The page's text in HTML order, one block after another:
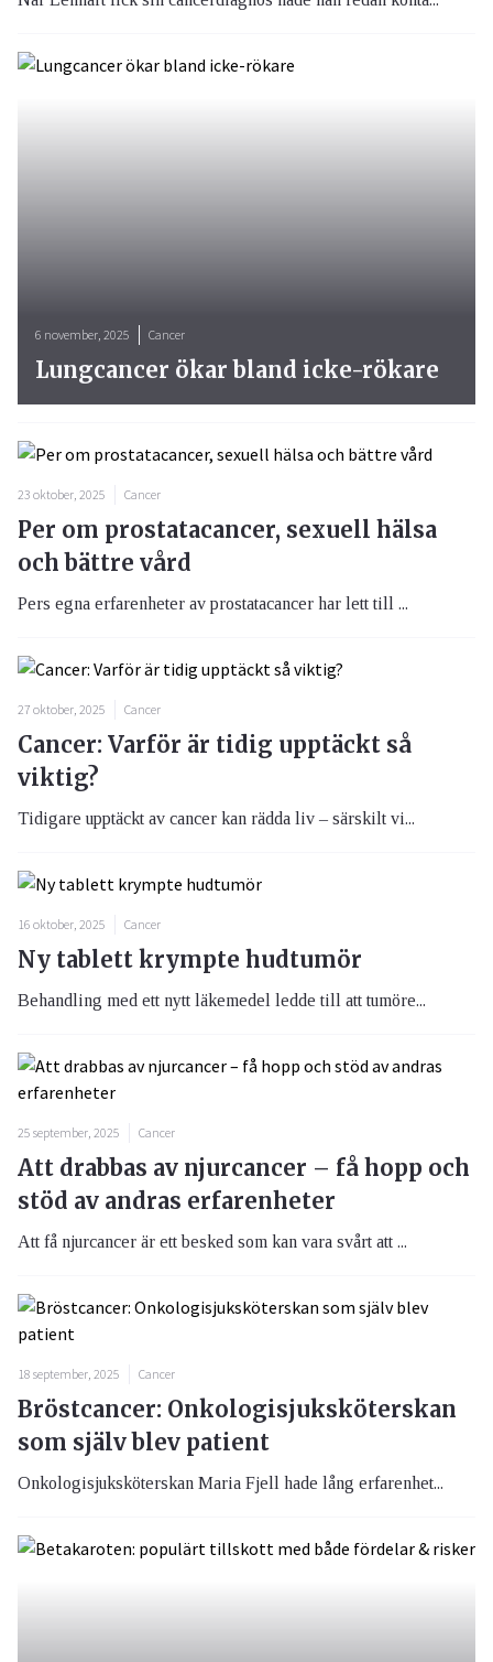
6 november, 2025 Cancer
Lungcancer ökar bland icke-rökare
23 oktober, 2025 Cancer
Per om prostatacancer, sexuell hälsa
och bättre vård
Pers egna erfarenheter av prostatacancer har lett till ...
27 oktober, 2025 Cancer
Cancer: Varför är tidig upptäckt så
viktig?
Tidigare upptäckt av cancer kan rädda liv – särskilt vi...
16 oktober, 2025 Cancer
Ny tablett krympte hudtumör
Behandling med ett nytt läkemedel ledde till att tumöre...
25 september, 2025 Cancer
Att drabbas av njurcancer – få hopp och
stöd av andras erfarenheter
Att få njurcancer är ett besked som kan vara svårt att ...
18 september, 2025 Cancer
Bröstcancer: Onkologisjuksköterskan
som själv blev patient
Onkologisjuksköterskan Maria Fjell hade lång erfarenhet...